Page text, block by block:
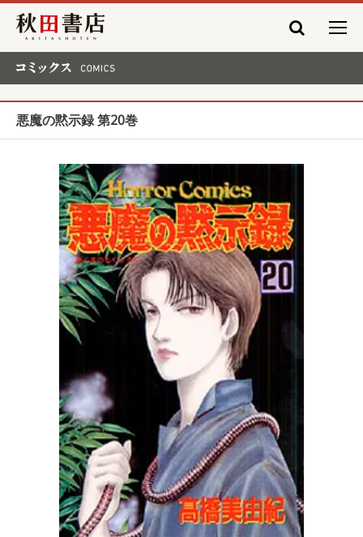
秋田書店
悪魔の黙示録 第20巻